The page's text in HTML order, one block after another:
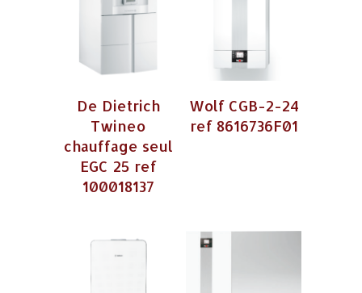
De Dietrich
Twineo
chauffage seul
EGC 25 ref
100018137
Wolf CGB-2-24
ref 8616736F01